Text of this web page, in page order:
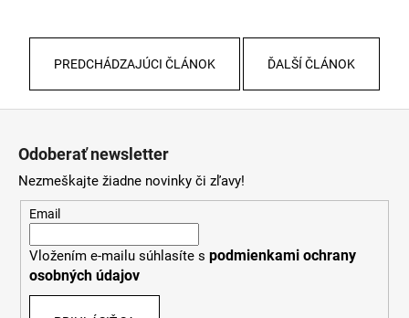
PREDCHÁDZAJÚCI ČLÁNOK ĎALŠÍ ČLÁNOK
Odoberať newsletter
Nezmeškajte žiadne novinky či zľavy!
Email
Vložením e-mailu súhlasíte s podmienkami ochrany
osobných údajov